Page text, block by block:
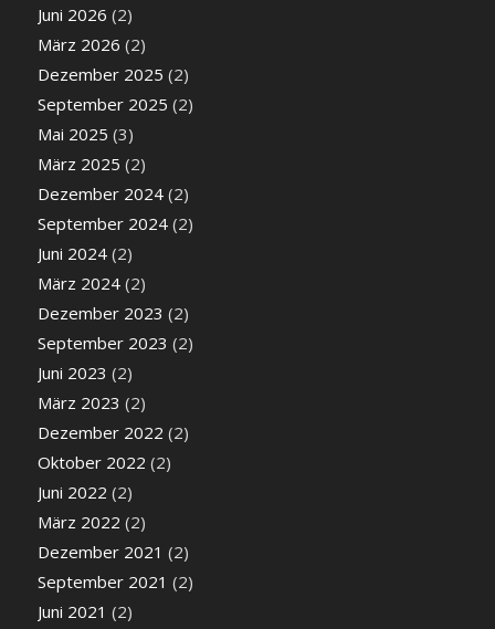
Juni 2026 (2)
März 2026 (2)
Dezember 2025 (2)
September 2025 (2)
Mai 2025 (3)
März 2025 (2)
Dezember 2024(2)
September 2024(2)
Juni 2024(2)
März 2024(2)
Dezember 2023 (2)
September 2023 (2)
Juni 2023 (2)
März 2023 (2)
Dezember 2022 (2)
Oktober 2022 (2)
Juni 2022 (2)
März 2022 (2)
Dezember 2021 (2)
September 2021 (2)
Juni 2021 (2)